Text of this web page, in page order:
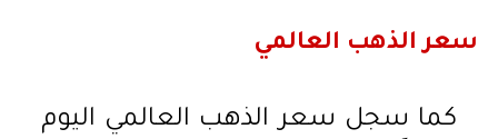
سعر الذهب العالمي
كما سجل سعر الذهب العالمي اليوم